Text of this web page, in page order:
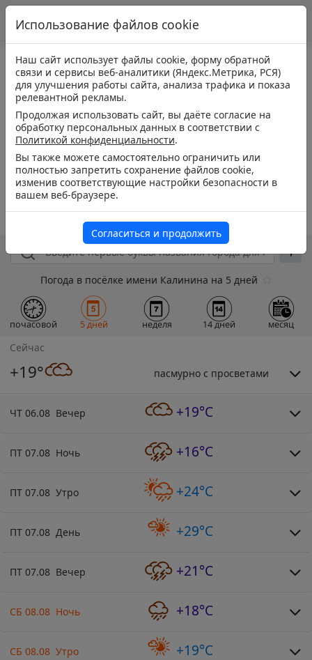
Погода в посёлке имени Калинина на 5 дней
почасовой 5 дней неделя 14 дней месяц
Сейчас
+19° пасмурно с просветами
ЧТ 06.08 Вечер +19°C
ПТ 07.08 Ночь +16°C
ПТ 07.08 Утро +24°C
ПТ 07.08 День +29°C
ПТ 07.08 Вечер +21°C
СБ 08.08 Ночь +18°C
СБ 08.08 Утро +19°C
Использование файлов cookie
Наш сайт использует файлы cookie, форму обратной
связи и сервисы веб-аналитики (Яндекс.Метрика, РСЯ)
для улучшения работы сайта, анализа трафика и показа
релевантной рекламы.
Продолжая использовать сайт, вы даёте согласие на
обработку персональных данных в соответствии с
Политикой конфиденциальности.
Вы также можете самостоятельно ограничить или
полностью запретить сохранение файлов cookie,
изменив соответствующие настройки безопасности в
вашем веб-браузере.
Согласиться и продолжить